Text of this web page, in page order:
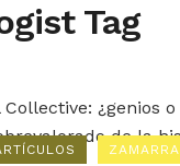
Tag
ZAMARRA